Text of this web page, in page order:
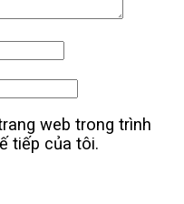
web trong trình
tiếp của tôi.